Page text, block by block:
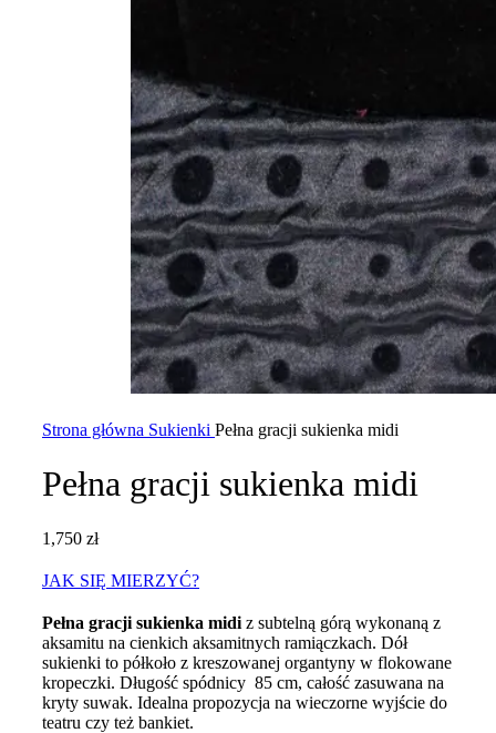
Strona główna Sukienki Pełna gracji sukienka midi
Pełna gracji sukienka midi
1,750 zł
JAK SIĘ MIERZYĆ?
Pełna gracji sukienka midi z subtelną górą wykonaną z
aksamitu na cienkich aksamitnych ramiączkach. Dół
sukienki to półkoło z kreszowanej organtyny w flokowane
kropeczki. Długość spódnicy 85 cm, całość zasuwana na
kryty suwak. Idealna propozycja na wieczorne wyjście do
teatru czy też bankiet.